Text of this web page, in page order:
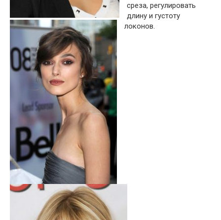
среза, регулировать
длину и густоту
локонов.